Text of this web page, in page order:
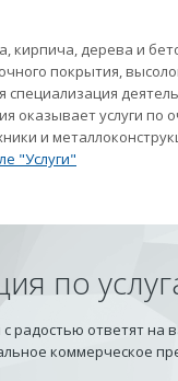
кирпича, дерева и
покрытия,
специализация
оказывает услуги по
и
"Услуги"
по
ответят на
коммерческое